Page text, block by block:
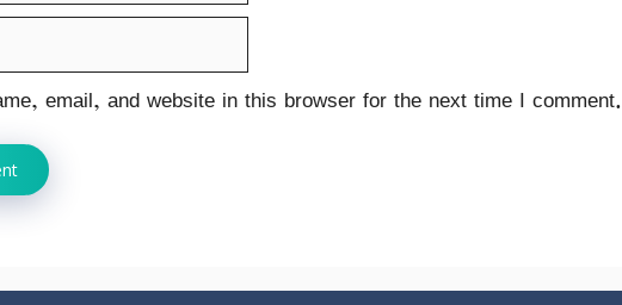
email, and website in this browser for the next time I comment.